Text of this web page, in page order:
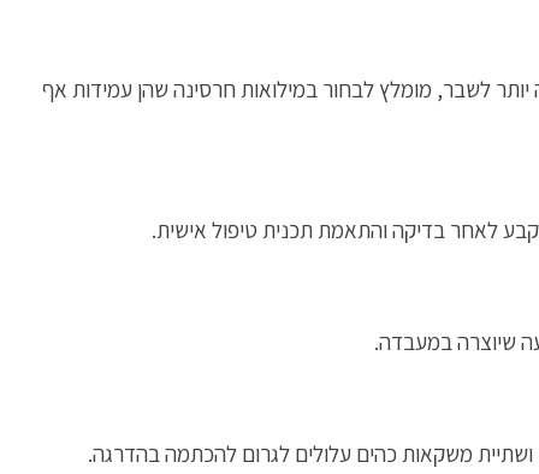
יותר לשבר, מומלץ לבחור במילואות חרסינה שהן עמידות אף
לאחר בדיקה והתאמת תכנית טיפול אישית.
שיוצרה במעבדה.
ושתיית משקאות כהים עלולים לגרום להכתמה בהדרגה.